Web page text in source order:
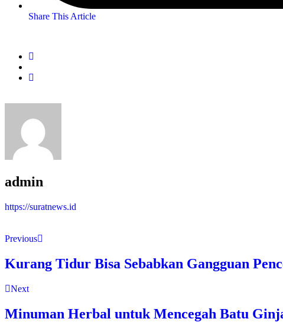
Share This Article
admin
https://suratnews.id
Previous
Kurang Tidur Bisa Sebabkan Gangguan
Next
Minuman Herbal untuk Mencegah Batu